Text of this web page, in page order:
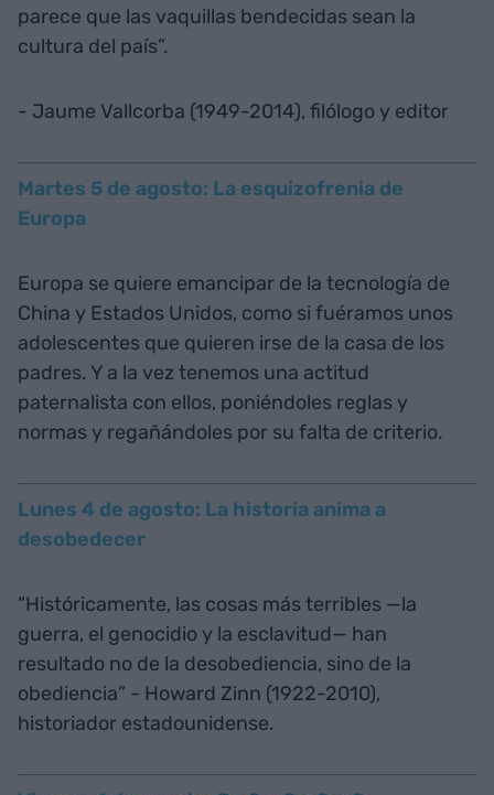
parece que las vaquillas bendecidas sean la
cultura del país”.
- Jaume Vallcorba (1949-2014), filólogo y editor
Martes 5 de agosto: La esquizofrenia de
Europa
Europa se quiere emancipar de la tecnología de
China y Estados Unidos, como si fuéramos unos
adolescentes que quieren irse de la casa de los
padres. Y a la vez tenemos una actitud
paternalista con ellos, poniéndoles reglas y
normas y regañándoles por su falta de criterio.
Lunes 4 de agosto: La historia anima a
desobedecer
“Históricamente, las cosas más terribles —la
guerra, el genocidio y la esclavitud— han
resultado no de la desobediencia, sino de la
obediencia” - Howard Zinn (1922-2010),
historiador estadounidense.